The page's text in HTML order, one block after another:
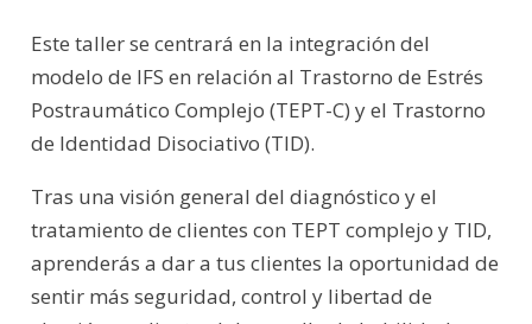
Este taller se centrará en la integración del
modelo de IFS en relación al Trastorno de Estrés
Postraumático Complejo (TEPT-C) y el Trastorno
de Identidad Disociativo (TID).
Tras una visión general del diagnóstico y el
tratamiento de clientes con TEPT complejo y TID,
aprenderás a dar a tus clientes la oportunidad de
sentir más seguridad, control y libertad de